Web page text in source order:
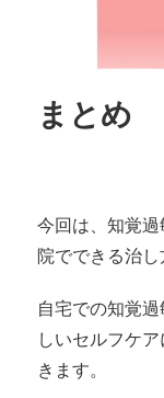
まとめ
今回は、知覚
院でできる治し
自宅での知覚
しいセルフケ
きます。